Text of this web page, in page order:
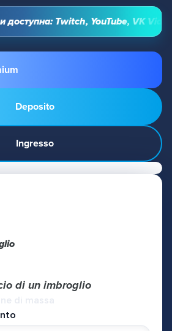
Twitch, YouTube, VK Video
Deposito
Ingresso
di un imbroglio